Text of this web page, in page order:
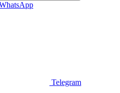
Telegram